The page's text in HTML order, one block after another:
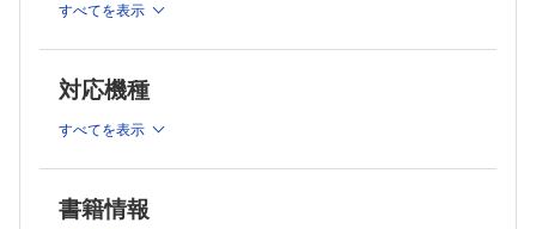
すべてを表示
対応機種
すべてを表示
書籍情報